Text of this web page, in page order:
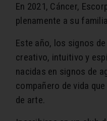
En 2021, Cáncer,
plenamente a su
Este año, los signos
creativo, intuitivo y
nacidas en signos de
compañero de vida
de arte.